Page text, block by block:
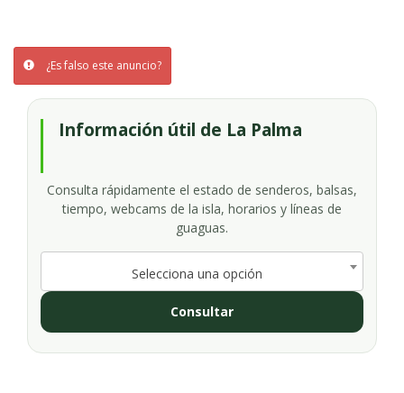
¿Es falso este anuncio?
Información útil de La Palma
Consulta rápidamente el estado de senderos, balsas,
tiempo, webcams de la isla, horarios y líneas de
guaguas.
Selecciona una opción
Consultar